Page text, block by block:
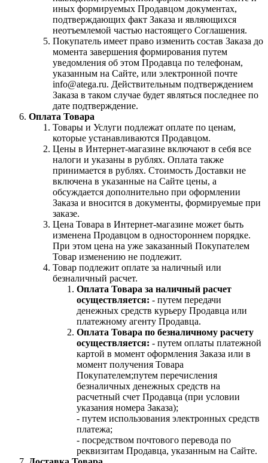
иных формируемых Продавцом документах,
подтверждающих факт Заказа и являющихся
неотъемлемой частью настоящего Соглашения.
Покупатель имеет право изменить состав Заказа до
момента завершения формирования путем
уведомления об этом Продавца по телефонам,
указанным на Сайте, или электронной почте
info@atega.ru. Действительным подтверждением
Заказа в таком случае будет являться последнее по
дате подтверждение.
Оплата Товара
Товары и Услуги подлежат оплате по ценам,
которые устанавливаются Продавцом.
Цены в Интернет-магазине включают в себя все
налоги и указаны в рублях. Оплата также
принимается в рублях. Стоимость Доставки не
включена в указанные на Сайте цены, а
обсуждается дополнительно при оформлении
Заказа и вносится в документы, формируемые при
заказе.
Цена Товара в Интернет-магазине может быть
изменена Продавцом в одностороннем порядке.
При этом цена на уже заказанный Покупателем
Товар изменению не подлежит.
Товар подлежит оплате за наличный или
безналичный расчет.
Оплата Товара за наличный расчет
осуществляется: - путем передачи
денежных средств курьеру Продавца или
платежному агенту Продавца.
Оплата Товара по безналичному расчету
осуществляется: - путем оплаты платежной
картой в момент оформления Заказа или в
момент получения Товара
Покупателем;путем перечисления
безналичных денежных средств на
расчетный счет Продавца (при условии
указания номера Заказа);
- путем использования электронных средств
платежа;
- посредством почтового перевода по
реквизитам Продавца, указанным на Сайте.